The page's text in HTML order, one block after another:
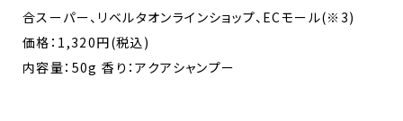
合スーパー、リベルタオンラインショップ、ECモール(※3)
価格：1,320円(税込)
内容量：50g 香り：アクアシャンプー